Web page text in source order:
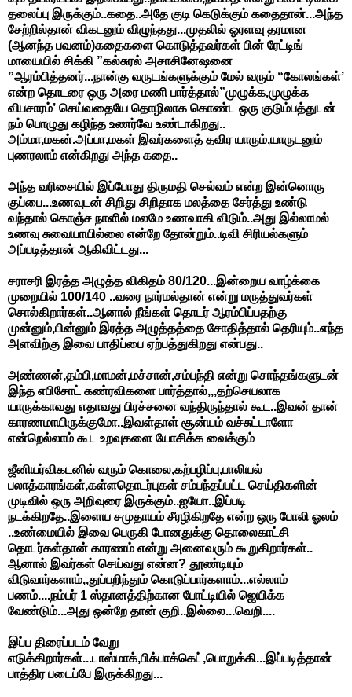
தலைப்பு இருக்கும்..கதை..அதே குடி கெடுக்கும் கதைதான்...அந்த
சேற்றில்தான் விகடனும் விழுந்தது...முதலில் ஓரளவு தரமான
(ஆனந்த பவனம்)கதைகளை கொடுத்தவர்கள் பின் ரேட்டிங்
மாயையில் சிக்கி ”கல்சுரல் அசாசினேஷனை
”ஆரம்பித்தனர்...நான்கு வருடங்களுக்கும் மேல் வரும் “கோலங்கள்’
என்ற தொடரை ஒரு அரை மணி பார்த்தால்”முழுக்க,முழுக்க
விபசாரம்’ செய்வதையே தொழிலாக கொண்ட ஒரு குடும்பத்துடன்
நம் பொழுது கழிந்த உணர்வே உண்டாகிறது..
அம்மா,மகன்.அப்பா,மகள் இவர்களைத் தவிர யாரும்,யாருடனும்
புணரலாம் என்கிறது அந்த கதை..
அந்த வரிசையில் இப்போது திருமதி செல்வம் என்ற இன்னொரு
குப்பை...உணவுடன் சிறிது சிறிதாக மலத்தை சேர்த்து உண்டு
வந்தால் கொஞ்ச நாளில் மலமே உணவாகி விடும்..அது இல்லாமல்
உணவு சுவையாயில்லை என்றே தோன்றும்..டிவி சிரியல்களும்
அப்படித்தான் ஆகிவிட்டது...
சராசரி இரத்த அழுத்த விகிதம் 80/120...இன்றைய வாழ்க்கை
முறையில் 100/140 ..வரை நார்மல்தான் என்று மருத்துவர்கள்
சொல்கிறார்கள்..ஆனால் நீங்கள் தொடர் ஆரம்பிப்பதற்கு
முன்னும்,பின்னும் இரத்த அழுத்தத்தை சோதித்தால் தெரியும்..எந்த
அளவிற்கு இவை பாதிப்பை ஏற்பத்துகிறது என்பது..
அண்ணன்,தம்பி,மாமன்,மச்சான்,சம்பந்தி என்று சொந்தங்களுடன்
இந்த எபிசோட் கண்ரவிகளை பார்த்தால்,,,தற்செயலாக
யாருக்காவது எதாவது பிரச்சனை வந்திருந்தால் கூட..இவன் தான்
காரணமாயிருக்குமோ..இவள்தாள் சூன்யம் வச்சுட்டாளோ
என்றெல்லாம் கூட உறவுகளை யோசிக்க வைக்கும்
ஜீனியர்விகடனில் வரும் கொலை,கற்பழிப்பு,பாலியல்
பலாத்காரங்கள்,கள்ளதொடர்புகள் சம்பந்தப்பட்ட செய்திகளின்
முடிவில் ஒரு அறிவுரை இருக்கும்..ஐயோ..இப்படி
நடக்கிறதே..இளைய சமுதாயம் சீரழிகிறதே என்ற ஒரு போலி ஓலம்
..உண்மையில் இவை பெருகி போனதுக்கு தொலைகாட்சி
தொடர்கள்தான் காரணம் என்று அனைவரும் கூறுகிறார்கள்..
ஆனால் இவர்கள் செய்வது என்ன? தூண்டியும்
விடுவார்களாம்,,துப்பறிந்தும் கொடுப்பார்களாம்...எல்லாம்
பணம்....நம்பர் 1 ஸ்தானத்திற்கான போட்டியில் ஜெயிக்க
வேண்டும்...அது ஒன்றே தான் குறி..இல்லை...வெறி....
இப்ப திரைப்படம் வேறு
எடுக்கிறார்கள்...டாஸ்மாக்,பிக்பாக்கெட்,பொறுக்கி...இப்படித்தான்
பாத்திர படைப்பே இருக்கிறது...